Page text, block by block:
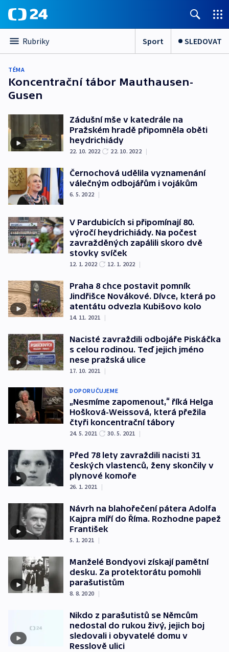
Rubriky Sport SLEDOVAT
TÉMA
Koncentrační tábor Mauthausen-
Gusen
Zádušní mše v katedrále na
Pražském hradě připomněla oběti
heydrichiády
22. 10. 2022 22. 10. 2022 |
Černochová udělila vyznamenání
válečným odbojářům i vojákům
6. 5. 2022 |
V Pardubicích si připomínají 80.
výročí heydrichiády. Na počest
zavražděných zapálili skoro dvě
stovky svíček
12. 1. 2022 12. 1. 2022 |
Praha 8 chce postavit pomník
Jindřišce Novákové. Dívce, která po
atentátu odvezla Kubišovo kolo
14. 11. 2021 |
Nacisté zavraždili odbojáře Piskáčka
s celou rodinou. Teď jejich jméno
nese pražská ulice
17. 10. 2021 |
DOPORUČUJEME
„Nesmíme zapomenout,“ říká Helga
Hošková-Weissová, která přežila
čtyři koncentrační tábory
24. 5. 2021 30. 5. 2021 |
Před 78 lety zavraždili nacisti 31
českých vlastenců, ženy skončily v
plynové komoře
26. 1. 2021 |
Návrh na blahořečení pátera Adolfa
Kajpra míří do Říma. Rozhodne papež
František
5. 1. 2021 |
Manželé Bondyovi získají pamětní
desku. Za protektorátu pomohli
parašutistům
8. 8. 2020 |
Nikdo z parašutistů se Němcům
nedostal do rukou živý, jejich boj
sledovali i obyvatelé domu v
Resslově ulici